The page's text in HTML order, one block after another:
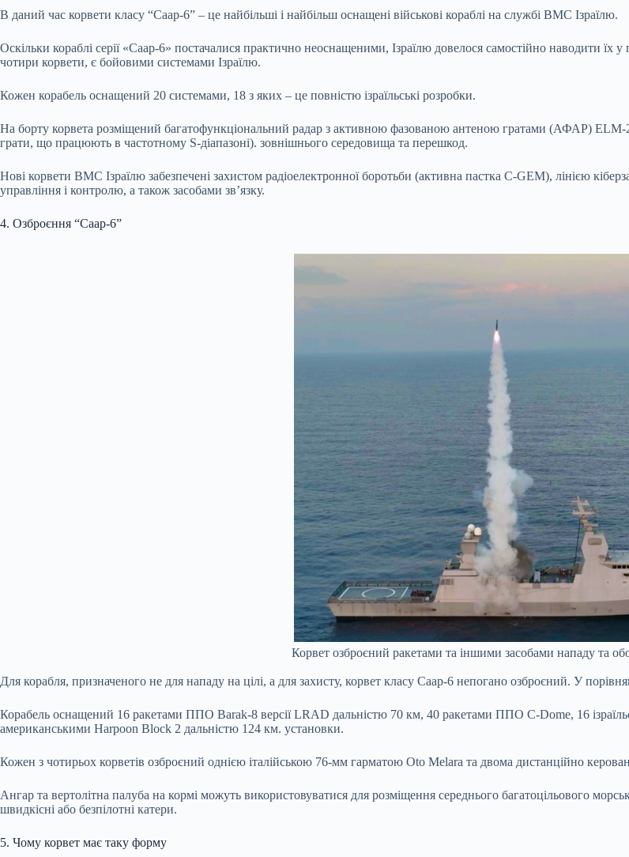
В даний час корвети класу “Саар-6” – це найбільші і найбільш оснащені військові кораблі на службі ВМС Ізраїлю.
Оскільки кораблі серії «Саар-6» постачалися практично неоснащеними, Ізраїлю довелося самостійно наводити
чотири корвети, є бойовими системами Ізраїлю.
Кожен корабель оснащений 20 системами, 18 з яких – це повністю ізраїльські розробки.
На борту корвета розміщений багатофункціональний радар з активною фазованою антеною гратами (АФАР)
грати, що працюють в частотному S-діапазоні). зовнішнього середовища та перешкод.
Нові корвети ВМС Ізраїлю забезпечені захистом радіоелектронної боротьби (активна пастка C-GEM), лінією
управління і контролю, а також засобами зв’язку.
4. Озброєння “Саар-6”
Корвет озброєний ракетами та іншими засобами нападу та
Для корабля, призначеного не для нападу на цілі, а для захисту, корвет класу Саар-6 непогано озброєний. У
Корабель оснащений 16 ракетами ППО Barak-8 версії LRAD дальністю 70 км, 40 ракетами ППО C-Dome, 16
американськими Harpoon Block 2 дальністю 124 км. установки.
Кожен з чотирьох корветів озброєний однією італійською 76-мм гарматою Oto Melara та двома дистанційно
Ангар та вертолітна палуба на кормі можуть використовуватися для розміщення середнього багатоцільового
швидкісні або безпілотні катери.
5. Чому корвет має таку форму